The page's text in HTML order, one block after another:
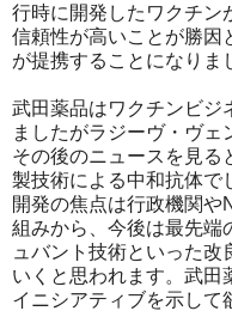
行時に開発したワクチン
信頼性が高いことが勝因
が提携することになりま
武田薬品はワクチンビジ
ましたがラジーヴ・ヴェ
その後のニュースを見る
製技術による中和抗体で
開発の焦点は行政機関や
組みから、今後は最先端
ュバント技術といった
いくと思われます。武田
イニシアティブを示して